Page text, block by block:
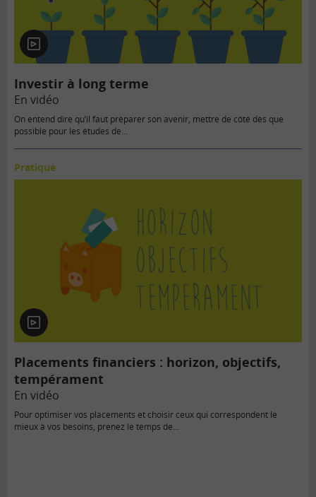
En
vidéo
Investir à long terme
En vidéo
On entend dire qu’il faut préparer son avenir, mettre de côté dès que
possible pour les études de…
Pratique
En
vidéo
Placements financiers : horizon, objectifs,
tempérament
En vidéo
Pour optimiser vos placements et choisir ceux qui correspondent le
mieux à vos besoins, prenez le temps de…